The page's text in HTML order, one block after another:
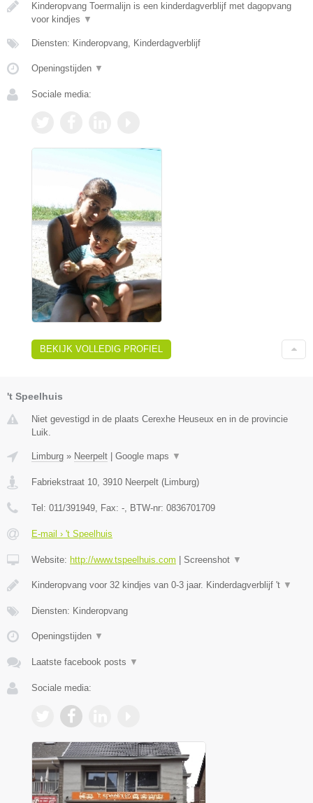
Kinderopvang Toermalijn is een kinderdagverblijf met dagopvang
voor kindjes ▼
Diensten: Kinderopvang, Kinderdagverblijf
Openingstijden ▼
Sociale media:
BEKIJK VOLLEDIG PROFIEL
't Speelhuis
Niet gevestigd in de plaats Cerexhe Heuseux en in de provincie
Luik.
Limburg » Neerpelt | Google maps ▼
Fabriekstraat 10 3910 Neerpelt (Limburg)
Tel: 011/391949 , Fax: - , BTW-nr: 0836701709
E-mail › 't Speelhuis
Website: http://www.tspeelhuis.com | Screenshot ▼
Kinderopvang voor 32 kindjes van 0-3 jaar. Kinderdagverblijf 't ▼
Diensten: Kinderopvang
Openingstijden ▼
Laatste facebook posts ▼
Sociale media: